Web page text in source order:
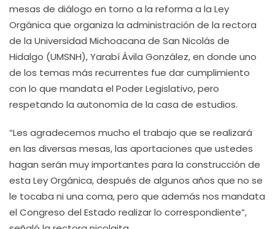
mesas de diálogo en torno a la reforma a la Ley
Orgánica que organiza la administración de la rectora
de la Universidad Michoacana de San Nicolás de
Hidalgo (UMSNH), Yarabí Ávila González, en donde uno
de los temas más recurrentes fue dar cumplimiento
con lo que mandata el Poder Legislativo, pero
respetando la autonomía de la casa de estudios.
“Les agradecemos mucho el trabajo que se realizará
en las diversas mesas, las aportaciones que ustedes
hagan serán muy importantes para la construcción de
esta Ley Orgánica, después de algunos años que no se
le tocaba ni una coma, pero que además nos mandata
el Congreso del Estado realizar lo correspondiente”,